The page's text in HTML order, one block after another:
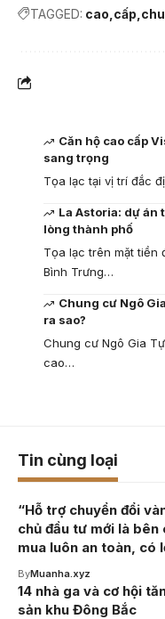
TAGGED: cao cấp
Căn hộ cao cấp
sang trọng
Tọa lạc tại vị trí đắc
La Astoria: dự án
lòng thành phố
Tọa lạc trên mặt tiền
Bình Trưng…
Chung cư Ngô
ra sao?
Chung cư Ngô Gia
cao…
Tin cùng loại
“Hỗ trợ chuyển đổi
chủ đầu tư mới là
mua luôn an toàn, có
ByMuanha.xyz
14 nhà ga và cơ hội
sản khu Đông Bắc